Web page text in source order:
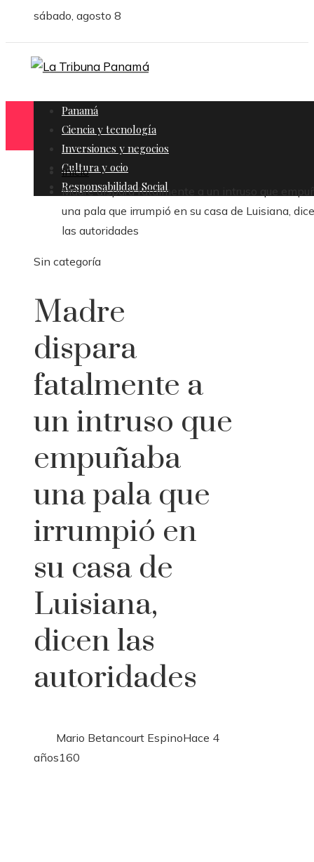
sábado, agosto 8
Panamá
Ciencia y tecnología
Inversiones y negocios
Cultura y ocio
Responsabilidad Social
Inicio
Madre dispara fatalmente a un intruso que
una pala que irrumpió en su casa de Luisiana,
las autoridades
Sin categoría
Madre
dispara
fatalmente a
un intruso que
empuñaba
una pala que
irrumpió en
su casa de
Luisiana,
dicen las
autoridades
Mario Betancourt EspinoHace 4
años160